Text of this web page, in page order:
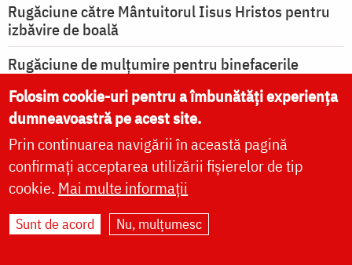
Rugăciune către Mântuitorul Iisus Hristos pentru
izbăvire de boală
Rugăciune de mulțumire pentru binefacerile
vezi mai multe rugăciuni
RUGĂCIUNI LA MAICA
DOMNULUI
Folosim cookie-uri pentru a îmbunătăți experiența
dumneavoastră pe acest site.
Prin continuarea navigării în această pagină
confirmați acceptarea utilizării fișierelor de tip
cookie. Mai multe informații
Sunt de acord Nu, mulțumesc